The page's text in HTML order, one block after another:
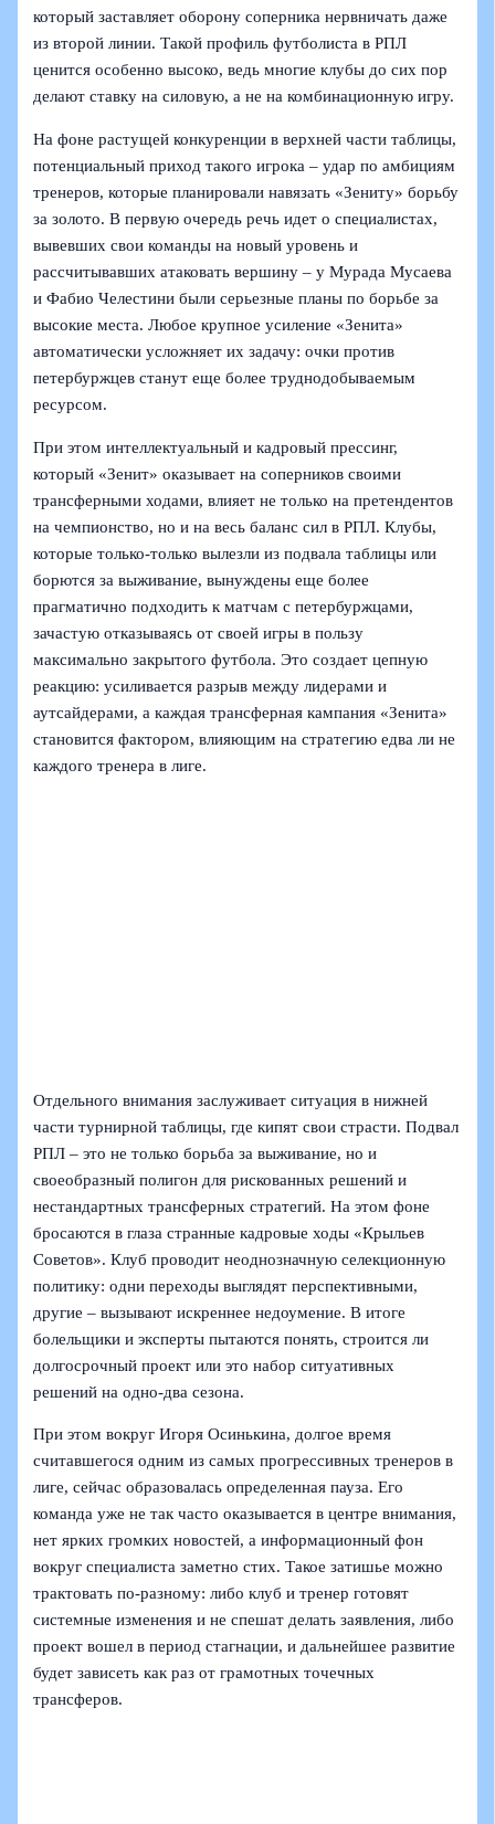
который заставляет оборону соперника нервничать даже
из второй линии. Такой профиль футболиста в РПЛ
ценится особенно высоко, ведь многие клубы до сих пор
делают ставку на силовую, а не на комбинационную игру.
На фоне растущей конкуренции в верхней части таблицы,
потенциальный приход такого игрока – удар по амбициям
тренеров, которые планировали навязать «Зениту» борьбу
за золото. В первую очередь речь идет о специалистах,
вывевших свои команды на новый уровень и
рассчитывавших атаковать вершину – у Мурада Мусаева
и Фабио Челестини были серьезные планы по борьбе за
высокие места. Любое крупное усиление «Зенита»
автоматически усложняет их задачу: очки против
петербуржцев станут еще более труднодобываемым
ресурсом.
При этом интеллектуальный и кадровый прессинг,
который «Зенит» оказывает на соперников своими
трансферными ходами, влияет не только на претендентов
на чемпионство, но и на весь баланс сил в РПЛ. Клубы,
которые только-только вылезли из подвала таблицы или
борются за выживание, вынуждены еще более
прагматично подходить к матчам с петербуржцами,
зачастую отказываясь от своей игры в пользу
максимально закрытого футбола. Это создает цепную
реакцию: усиливается разрыв между лидерами и
аутсайдерами, а каждая трансферная кампания «Зенита»
становится фактором, влияющим на стратегию едва ли не
каждого тренера в лиге.
Отдельного внимания заслуживает ситуация в нижней
части турнирной таблицы, где кипят свои страсти. Подвал
РПЛ – это не только борьба за выживание, но и
своеобразный полигон для рискованных решений и
нестандартных трансферных стратегий. На этом фоне
бросаются в глаза странные кадровые ходы «Крыльев
Советов». Клуб проводит неоднозначную селекционную
политику: одни переходы выглядят перспективными,
другие – вызывают искреннее недоумение. В итоге
болельщики и эксперты пытаются понять, строится ли
долгосрочный проект или это набор ситуативных
решений на одно-два сезона.
При этом вокруг Игоря Осинькина, долгое время
считавшегося одним из самых прогрессивных тренеров в
лиге, сейчас образовалась определенная пауза. Его
команда уже не так часто оказывается в центре внимания,
нет ярких громких новостей, а информационный фон
вокруг специалиста заметно стих. Такое затишье можно
трактовать по-разному: либо клуб и тренер готовят
системные изменения и не спешат делать заявления, либо
проект вошел в период стагнации, и дальнейшее развитие
будет зависеть как раз от грамотных точечных
трансферов.